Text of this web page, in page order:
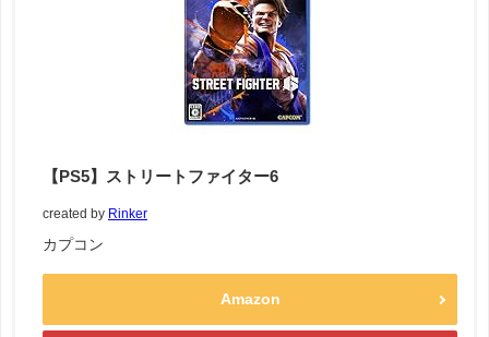
【PS5】ストリートファイター6
created by Rinker
カプコン
Amazon